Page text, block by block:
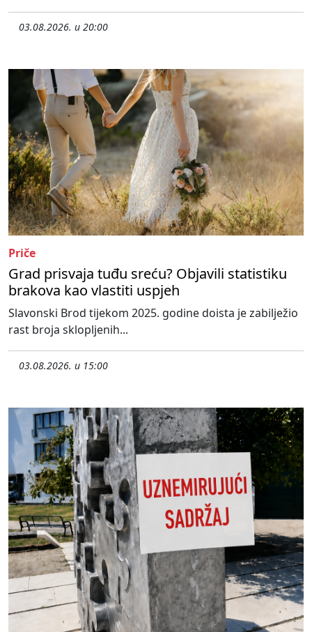
03.08.2026. u 20:00
Priče
Grad prisvaja tuđu sreću? Objavili statistiku
brakova kao vlastiti uspjeh
Slavonski Brod tijekom 2025. godine doista je zabilježio
rast broja sklopljenih...
03.08.2026. u 15:00